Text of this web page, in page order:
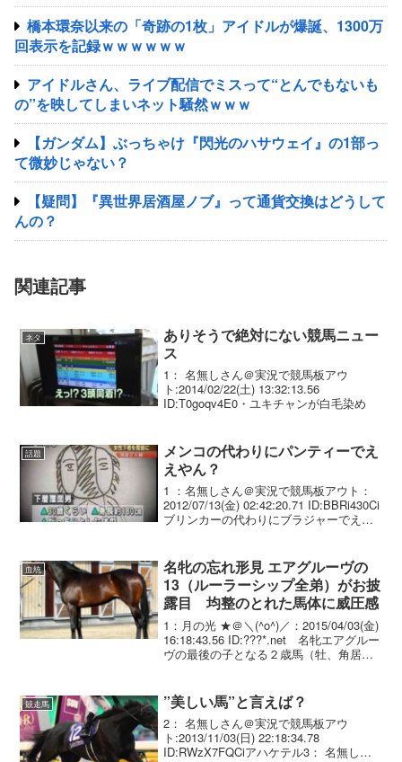
橋本環奈以来の「奇跡の1枚」アイドルが爆誕、1300万
回表示を記録ｗｗｗｗｗｗ
アイドルさん、ライブ配信でミスって“とんでもないも
の”を映してしまいネット騒然ｗｗｗ
【ガンダム】ぶっちゃけ『閃光のハサウェイ』の1部っ
て微妙じゃない？
【疑問】『異世界居酒屋ノブ』って通貨交換はどうして
んの？
関連記事
ネタ
ありそうで絶対にない競馬ニュー
ス
1： 名無しさん＠実況で競馬板アウ
ト:2014/02/22(土) 13:32:13.56
ID:T0goqv4E0・ユキチャンが白毛染め
話題
メンコの代わりにパンティーでえ
えやん？
1 ：名無しさん＠実況で競馬板アウト：
2012/07/13(金) 02:42:20.71 ID:BBRi430Ci
ブリンカーの代わりにブラジャーでええ
血統
名牝の忘れ形見 エアグルーヴの
13（ルーラーシップ全弟）がお披
露目 均整のとれた馬体に威圧感
1：月の光 ★＠＼(^o^)／：2015/04/03(金)
16:18:43.56 ID:???*.net 名牝エアグルー
ヴの最後の子となる２歳馬（牡、角居、
馬撮影会に...
競走馬 ”美しい馬”と言えば？
2： 名無しさん＠実況で競馬板アウ
ト:2013/11/03(日) 22:18:34.78
ID:RWzX7FQCiアハケテル3： 名無しさ